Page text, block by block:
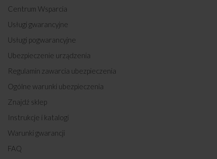
Centrum Wsparcia
Usługi gwarancyjne
Usługi pogwarancyjne
Ubezpieczenie urządzenia
Regulamin zawarcia ubezpieczenia
Ogólne warunki ubezpieczenia
Znajdź sklep
Instrukcje i katalogi
Warunki gwarancji
FAQ